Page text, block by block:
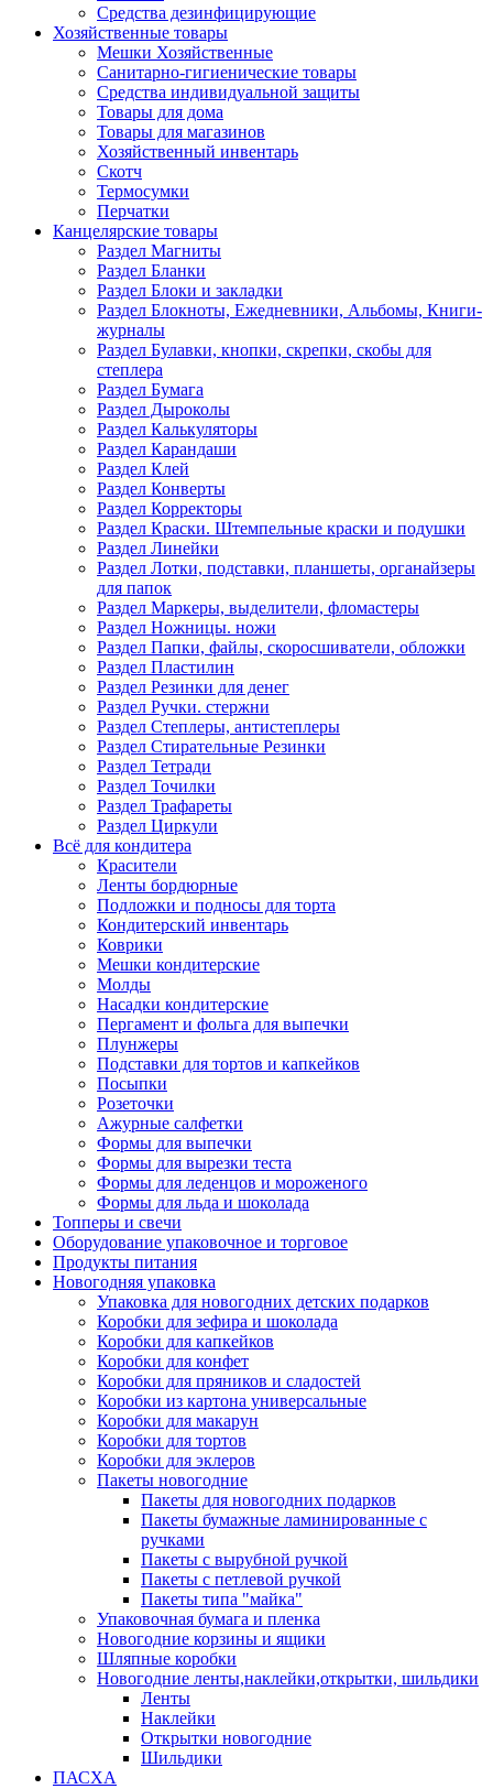
Средства дезинфицирующие
Хозяйственные товары
Мешки Хозяйственные
Санитарно-гигиенические товары
Средства индивидуальной защиты
Товары для дома
Товары для магазинов
Хозяйственный инвентарь
Скотч
Термосумки
Перчатки
Канцелярские товары
Раздел Магниты
Раздел Бланки
Раздел Блоки и закладки
Раздел Блокноты, Ежедневники, Альбомы, Книги-
журналы
Раздел Булавки, кнопки, скрепки, скобы для
степлера
Раздел Бумага
Раздел Дыроколы
Раздел Калькуляторы
Раздел Карандаши
Раздел Клей
Раздел Конверты
Раздел Корректоры
Раздел Краски. Штемпельные краски и подушки
Раздел Линейки
Раздел Лотки, подставки, планшеты, органайзеры
для папок
Раздел Маркеры, выделители, фломастеры
Раздел Ножницы. ножи
Раздел Папки, файлы, скоросшиватели, обложки
Раздел Пластилин
Раздел Резинки для денег
Раздел Ручки. стержни
Раздел Степлеры, антистеплеры
Раздел Стирательные Резинки
Раздел Тетради
Раздел Точилки
Раздел Трафареты
Раздел Циркули
Всё для кондитера
Красители
Ленты бордюрные
Подложки и подносы для торта
Кондитерский инвентарь
Коврики
Мешки кондитерские
Молды
Насадки кондитерские
Пергамент и фольга для выпечки
Плунжеры
Подставки для тортов и капкейков
Посыпки
Розеточки
Ажурные салфетки
Формы для выпечки
Формы для вырезки теста
Формы для леденцов и мороженого
Формы для льда и шоколада
Топперы и свечи
Оборудование упаковочное и торговое
Продукты питания
Новогодняя упаковка
Упаковка для новогодних детских подарков
Коробки для зефира и шоколада
Коробки для капкейков
Коробки для конфет
Коробки для пряников и сладостей
Коробки из картона универсальные
Коробки для макарун
Коробки для тортов
Коробки для эклеров
Пакеты новогодние
Пакеты для новогодних подарков
Пакеты бумажные ламинированные с
ручками
Пакеты с вырубной ручкой
Пакеты с петлевой ручкой
Пакеты типа "майка"
Упаковочная бумага и пленка
Новогодние корзины и ящики
Шляпные коробки
Новогодние ленты,наклейки,открытки, шильдики
Ленты
Наклейки
Открытки новогодние
Шильдики
ПАСХА